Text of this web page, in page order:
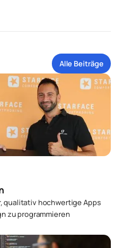
Alle Beiträge
qualitativ hochwertige Apps
zu programmieren